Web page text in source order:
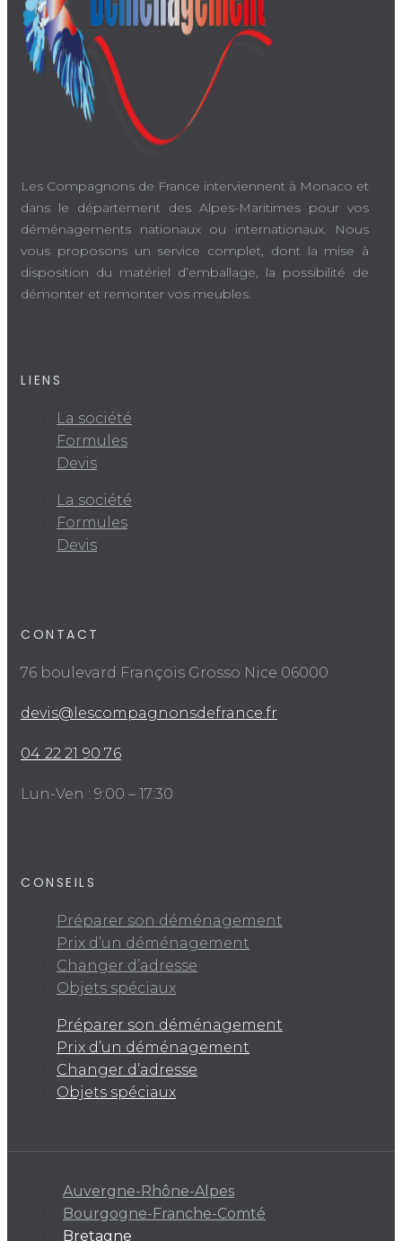
Les Compagnons de France interviennent à Monaco et
dans le département des Alpes-Maritimes pour vos
déménagements nationaux ou internationaux. Nous
vous proposons un service complet, dont la mise à
disposition du matériel d’emballage, la possibilité de
démonter et remonter vos meubles.
LIENS
La société
Formules
Devis
La société
Formules
Devis
CONTACT
76 boulevard François Grosso Nice 06000
devis@lescompagnonsdefrance.fr
04 22 21 90 76
Lun-Ven : 9:00 – 17:30
CONSEILS
Préparer son déménagement
Prix d’un déménagement
Changer d’adresse
Objets spéciaux
Préparer son déménagement
Prix d’un déménagement
Changer d’adresse
Objets spéciaux
Auvergne-Rhône-Alpes
Bourgogne-Franche-Comté
Bretagne